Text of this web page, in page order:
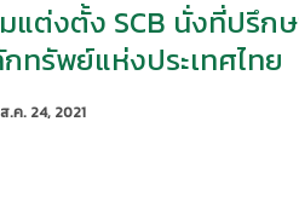
แต่งตั้ง SCB นั่งที่ปรึก
ทรัพย์แห่งประเทศไทย
ส.ค. 24, 2021